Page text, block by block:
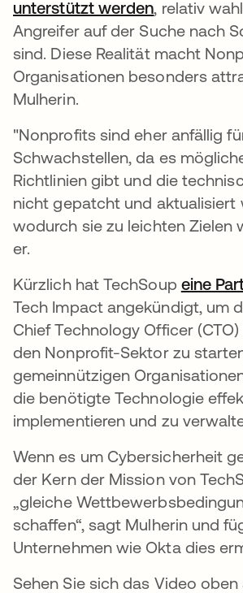
unterstützt werden, relativ
Angreifer auf der Suche nach
sind. Diese Realität macht
Organisationen besonders
Mulherin.
"Nonprofits sind eher anfällig
Schwachstellen, da es
Richtlinien gibt und die
nicht gepatcht und aktualisiert
wodurch sie zu leichten Zielen
er.
Kürzlich hat TechSoup eine
Tech Impact angekündigt, um
Chief Technology Officer
den Nonprofit-Sektor zu
gemeinnützigen
die benötigte Technologie
implementieren und zu
Wenn es um Cybersicherheit
der Kern der Mission von
„gleiche
schaffen“, sagt Mulherin und
Unternehmen wie Okta dies
Sehen Sie sich das Video oben